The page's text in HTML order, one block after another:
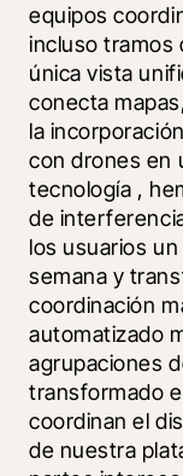
equipos
incluso tramos
única vista
conecta
la
con drones en
tecnología ,
de
los usuarios
semana y
coordinación
automatizado
agrupaciones
transformado
coordinan el
de nuestra